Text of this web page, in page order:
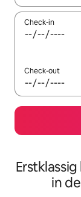
Check-in
Check-out
in